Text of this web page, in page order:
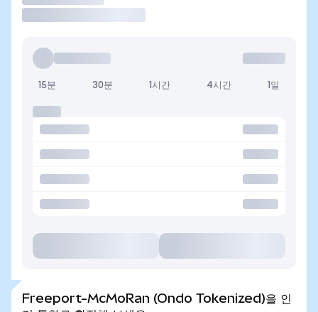
15분 30분 1시간 4시간 1일
Freeport-McMoRan (Ondo Tokenized)을 인